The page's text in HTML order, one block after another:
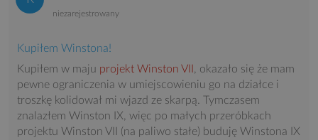
niezarejestrowany
Kupiłem Winstona!
Kupiłem w maju projekt Winston VII
, okazało się że mam
pewne ograniczenia w umiejscowieniu go na działce i
troszkę kolidował mi wjazd ze skarpą. Tymczasem
znalazłem Winston IX, więc po małych przeróbkach
projektu Winston VII (na paliwo stałe) buduję Winstona IX